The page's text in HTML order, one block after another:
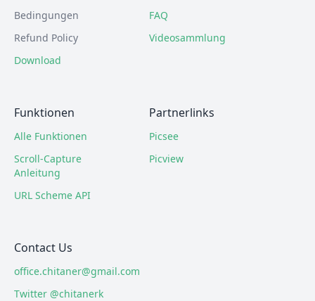
Bedingungen
Refund Policy
Download
FAQ
Videosammlung
Funktionen
Alle Funktionen
Scroll-Capture
Anleitung
URL Scheme API
Partnerlinks
Picsee
Picview
Contact Us
office.chitaner@gmail.com
Twitter @chitanerk